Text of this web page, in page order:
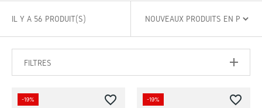
IL Y A 56 PRODUIT(S)
FILTRES
-19% favorite_border -19% favorite_border